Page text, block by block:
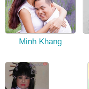
Minh Khang